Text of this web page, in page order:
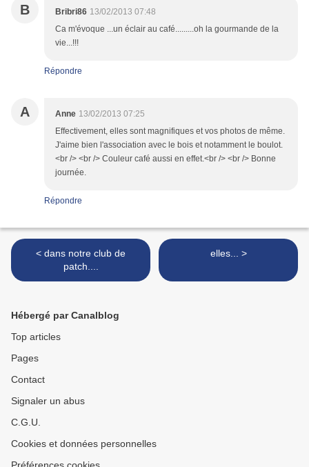
B Bribri86 13/02/2013 07:48
Ca m'évoque ...un éclair au café.........oh la gourmande de la
vie...!!!
Répondre
A Anne 13/02/2013 07:25
Effectivement, elles sont magnifiques et vos photos de même.
J'aime bien l'association avec le bois et notamment le boulot.
<br /> <br /> Couleur café aussi en effet.<br /> <br /> Bonne
journée.
Répondre
< dans notre club de
patch....
elles... >
Hébergé par Canalblog
Top articles
Pages
Contact
Signaler un abus
C.G.U.
Cookies et données personnelles